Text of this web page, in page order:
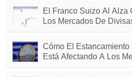
El Franco Suizo Al Alza
Los Mercados De
Cómo El
Está Afectando A Los